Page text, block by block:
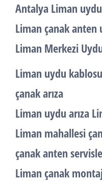
Antalya Liman
Liman çanak anten
Liman Merkezi
Liman uydu
çanak arıza
Liman uydu arıza
Liman mahallesi
çanak anten
Liman çanak